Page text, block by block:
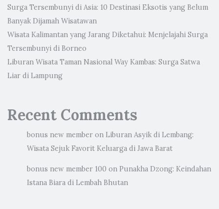
Surga Tersembunyi di Asia: 10 Destinasi Eksotis yang Belum
Banyak Dijamah Wisatawan
Wisata Kalimantan yang Jarang Diketahui: Menjelajahi Surga
Tersembunyi di Borneo
Liburan Wisata Taman Nasional Way Kambas: Surga Satwa
Liar di Lampung
Recent Comments
bonus new member on Liburan Asyik di Lembang:
Wisata Sejuk Favorit Keluarga di Jawa Barat
bonus new member 100 on Punakha Dzong: Keindahan
Istana Biara di Lembah Bhutan